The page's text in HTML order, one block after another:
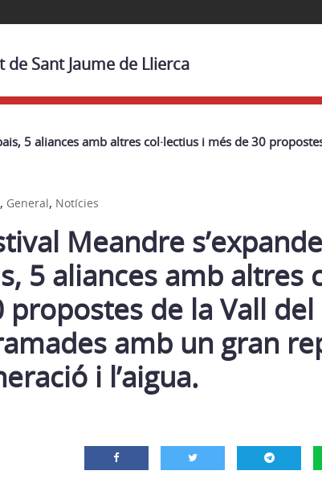
Sant Jaume de Llierca
5 aliances amb altres col·lectius i més de 30
, General, Notícies
Meandre
5 aliances amb altres
propostes de la Vall del
amb un gran
i l’aigua.